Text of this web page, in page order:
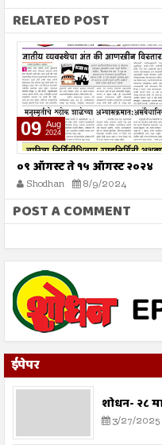
RELATED POST
09 Aug
2024
०९ ऑगस्ट ते १५ ऑगस्ट २०२४
Shodhan 8/9/2024
POST A COMMENT
ईपेपर
शोधन- २८
3/27/2025